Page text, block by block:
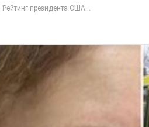
Рейтинг президента США...